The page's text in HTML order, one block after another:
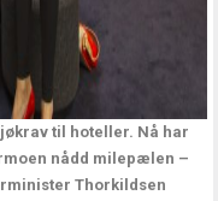
til hoteller. Nå har
nådd milepælen –
Thorkildsen